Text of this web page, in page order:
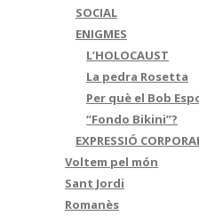
SOCIAL
ENIGMES
L’HOLOCAUST
La pedra Rosetta
Per què el Bob
“Fondo Bikini”?
EXPRESSIÓ
Voltem pel món
Sant Jordi
Romanès